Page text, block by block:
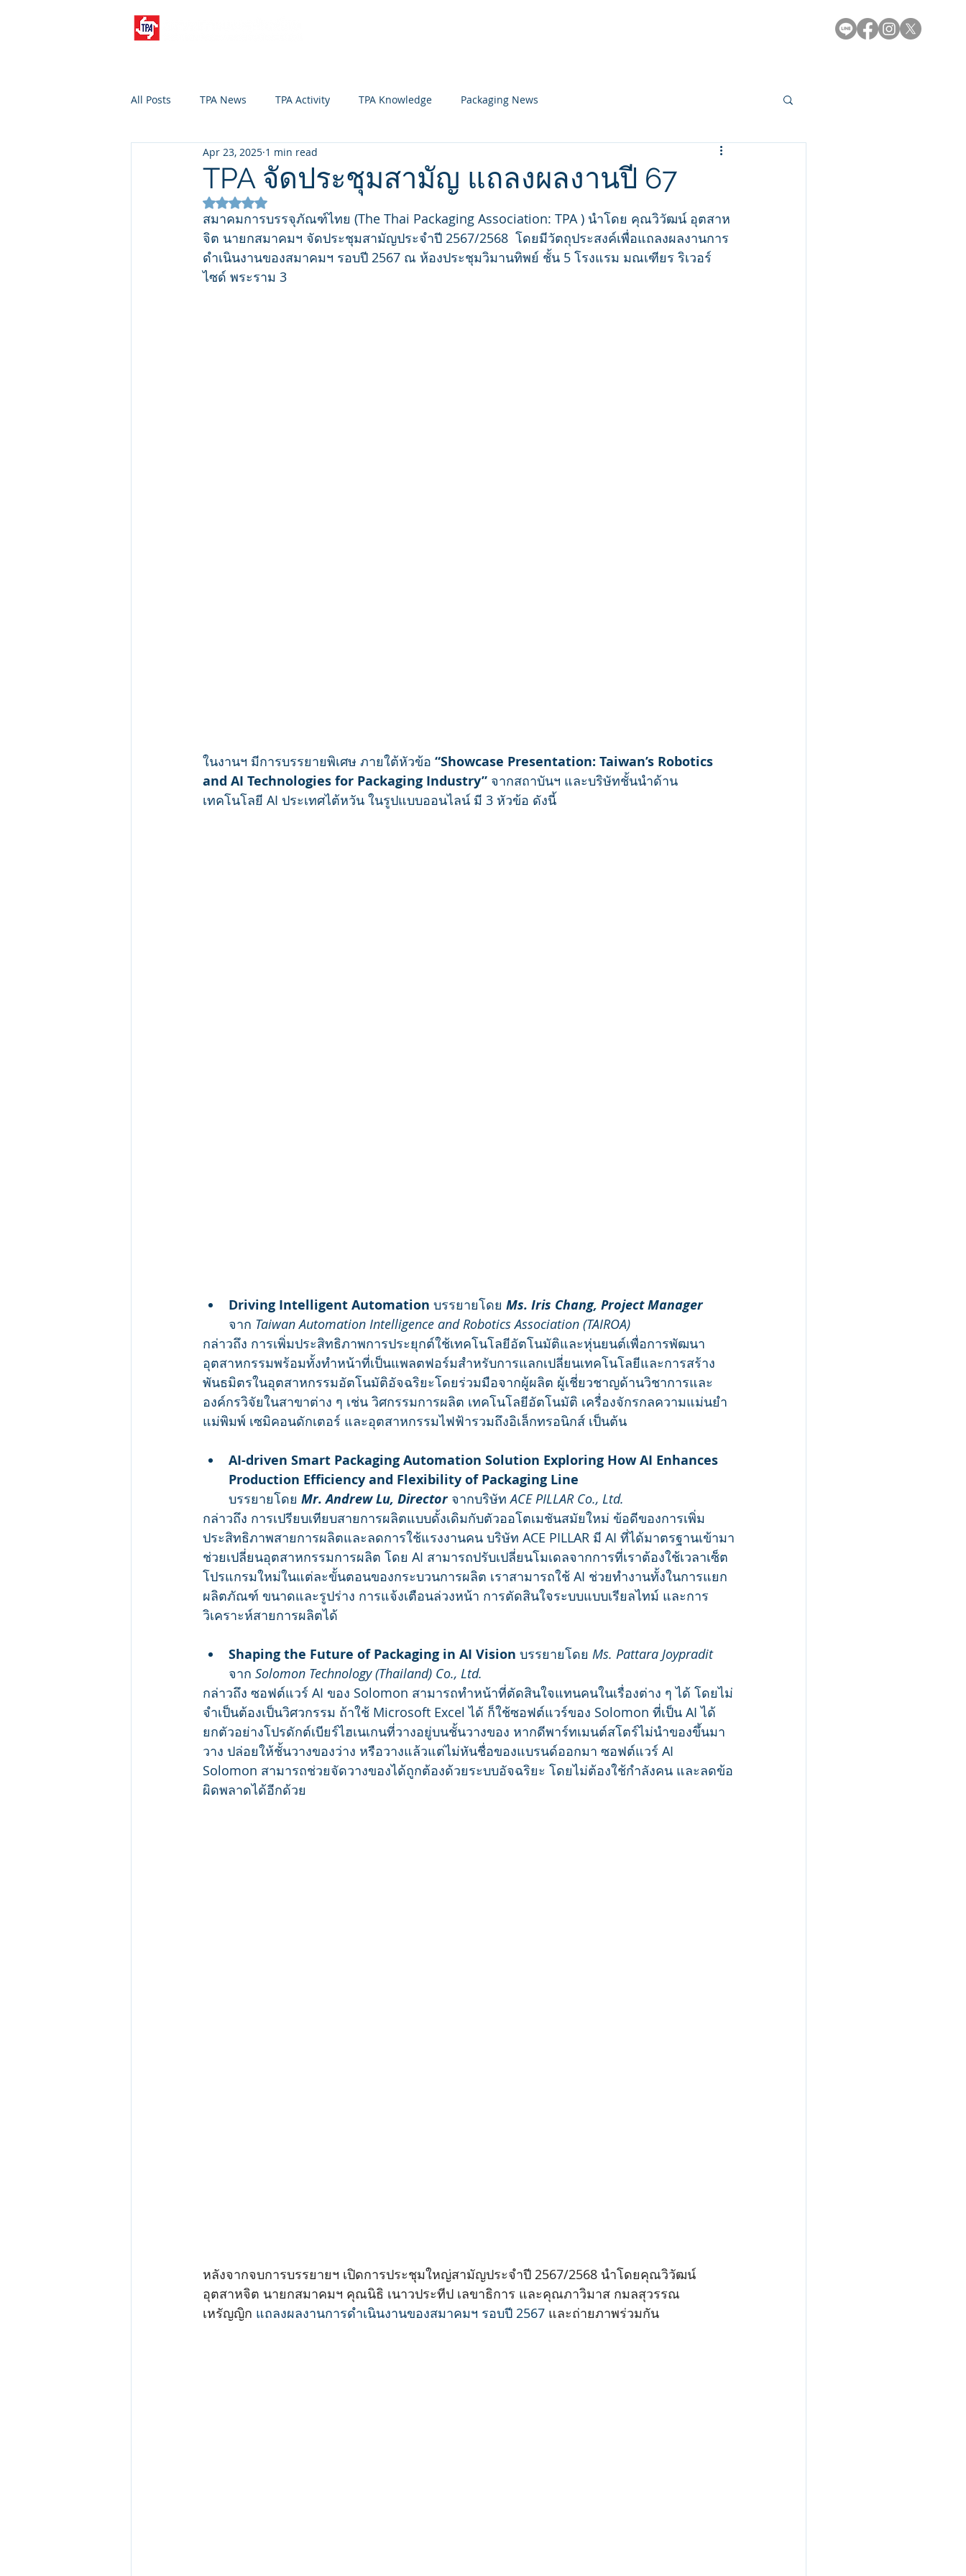
All Posts TPA News TPA Activity TPA Knowledge Packaging News
TPA จัดประชุมสามัญ แถลงผลงานปี 67
Apr 23, 2025 1 min read
Rated NaN out of 5 stars.
สมาคมการบรรจุภัณฑ์ไทย (The Thai Packaging Association: TPA ) นำโดย คุณวิวัฒน์ อุตสาห
จิต นายกสมาคมฯ จัดประชุมสามัญประจำปี 2567/2568  โดยมีวัตถุประสงค์เพื่อแถลงผลงานการ
ดำเนินงานของสมาคมฯ รอบปี 2567 ณ ห้องประชุมวิมานทิพย์ ชั้น 5 โรงแรม มณเฑียร ริเวอร์
ไซด์ พระราม 3
ในงานฯ มีการบรรยายพิเศษ ภายใต้หัวข้อ “Showcase Presentation: Taiwan’s Robotics
and AI Technologies for Packaging Industry” จากสถาบันฯ และบริษัทชั้นนำด้าน
เทคโนโลยี AI ประเทศไต้หวัน ในรูปแบบออนไลน์ มี 3 หัวข้อ ดังนี้
Driving Intelligent Automation บรรยายโดย Ms. Iris Chang, Project Manager
จาก Taiwan Automation Intelligence and Robotics Association (TAIROA)
กล่าวถึง การเพิ่มประสิทธิภาพการประยุกต์ใช้เทคโนโลยีอัตโนมัติและหุ่นยนต์เพื่อการพัฒนา
อุตสาหกรรมพร้อมทั้งทำหน้าที่เป็นแพลตฟอร์มสำหรับการแลกเปลี่ยนเทคโนโลยีและการสร้าง
พันธมิตรในอุตสาหกรรมอัตโนมัติอัจฉริยะโดยร่วมมือจากผู้ผลิต ผู้เชี่ยวชาญด้านวิชาการและ
องค์กรวิจัยในสาขาต่าง ๆ เช่น วิศกรรมการผลิต เทคโนโลยีอัตโนมัติ เครื่องจักรกลความแม่นยำ
แม่พิมพ์ เซมิคอนดักเตอร์ และอุตสาหกรรมไฟฟ้ารวมถึงอิเล็กทรอนิกส์ เป็นต้น
AI-driven Smart Packaging Automation Solution Exploring How AI Enhances
Production Efficiency and Flexibility of Packaging Line
บรรยายโดย Mr. Andrew Lu, Director จากบริษัท ACE PILLAR Co., Ltd.
กล่าวถึง การเปรียบเทียบสายการผลิตแบบดั้งเดิมกับตัวออโตเมชันสมัยใหม่ ข้อดีของการเพิ่ม
ประสิทธิภาพสายการผลิตและลดการใช้แรงงานคน บริษัท ACE PILLAR มี AI ที่ได้มาตรฐานเข้ามา
ช่วยเปลี่ยนอุตสาหกรรมการผลิต โดย AI สามารถปรับเปลี่ยนโมเดลจากการที่เราต้องใช้เวลาเซ็ต
โปรแกรมใหม่ในแต่ละขั้นตอนของกระบวนการผลิต เราสามารถใช้ AI ช่วยทำงานทั้งในการแยก
ผลิตภัณฑ์ ขนาดและรูปร่าง การแจ้งเตือนล่วงหน้า การตัดสินใจระบบแบบเรียลไทม์ และการ
วิเคราะห์สายการผลิตได้
Shaping the Future of Packaging in AI Vision บรรยายโดย Ms. Pattara Joypradit
จาก Solomon Technology (Thailand) Co., Ltd.
กล่าวถึง ซอฟต์แวร์ AI ของ Solomon สามารถทำหน้าที่ตัดสินใจแทนคนในเรื่องต่าง ๆ ได้ โดยไม่
จำเป็นต้องเป็นวิศวกรรม ถ้าใช้ Microsoft Excel ได้ ก็ใช้ซอฟต์แวร์ของ Solomon ที่เป็น AI ได้
ยกตัวอย่างโปรดักต์เบียร์ไฮเนเกนที่วางอยู่บนชั้นวางของ หากดีพาร์ทเมนต์สโตร์ไม่นำของขึ้นมา
วาง ปล่อยให้ชั้นวางของว่าง หรือวางแล้วแต่ไม่หันชื่อของแบรนด์ออกมา ซอฟต์แวร์ AI
Solomon สามารถช่วยจัดวางของได้ถูกต้องด้วยระบบอัจฉริยะ โดยไม่ต้องใช้กำลังคน และลดข้อ
ผิดพลาดได้อีกด้วย
หลังจากจบการบรรยายฯ เปิดการประชุมใหญ่สามัญประจำปี 2567/2568 นำโดยคุณวิวัฒน์
อุตสาหจิต นายกสมาคมฯ คุณนิธิ เนาวประทีป เลขาธิการ และคุณภาวิมาส กมลสุวรรณ
เหรัญญิก แถลงผลงานการดำเนินงานของสมาคมฯ รอบปี 2567 และถ่ายภาพร่วมกัน